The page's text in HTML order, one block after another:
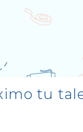
tu